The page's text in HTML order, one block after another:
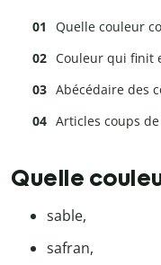
Quelle couleur
Couleur qui finit
Abécédaire des
Articles coups
Quelle
sable,
safran,